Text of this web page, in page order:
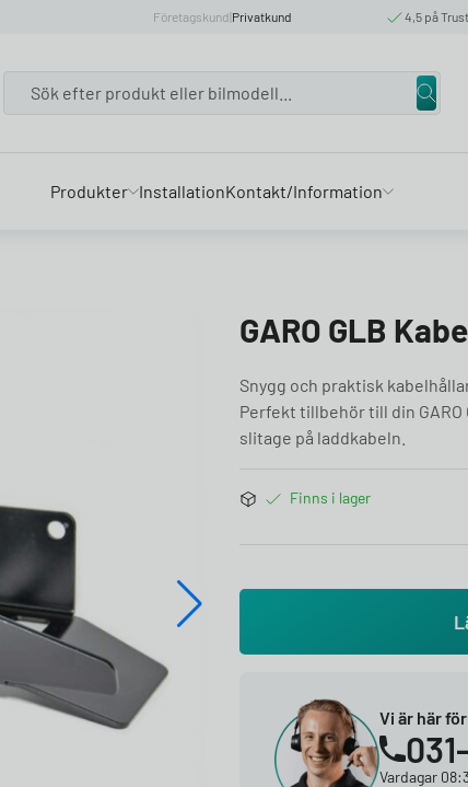
Företagskund|Privatkund 4,5 på
Produkter InstallationKontakt/Information
GARO GLB
Snygg och praktisk
Perfekt tillbehör till din
slitage på laddkabeln.
Finns i lager
Vi är här
Vardagar